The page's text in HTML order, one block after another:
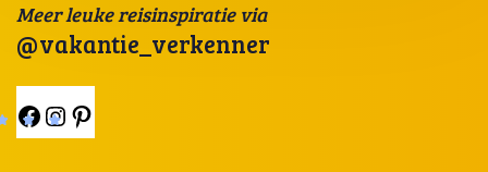
Meer leuke reisinspiratie via
@vakantie_verkenner